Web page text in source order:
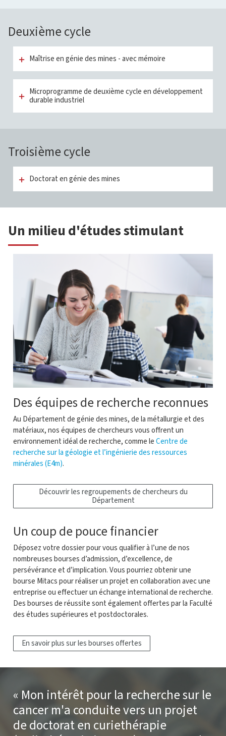
Deuxième cycle
Maîtrise en génie des mines - avec mémoire
Microprogramme de deuxième cycle en développement
durable industriel
Troisième cycle
Doctorat en génie des mines
Un milieu d'études stimulant
Des équipes de recherche reconnues
Au Département de génie des mines, de la métallurgie et des
matériaux, nos équipes de chercheurs vous offrent un
environnement idéal de recherche, comme le Centre de
recherche sur la géologie et l’ingénierie des ressources
minérales (E4m).
Découvrir les regroupements de chercheurs du
Département
Un coup de pouce financier
Déposez votre dossier pour vous qualifier à l’une de nos
nombreuses bourses d’admission, d’excellence, de
persévérance et d’implication. Vous pourriez obtenir une
bourse Mitacs pour réaliser un projet en collaboration avec une
entreprise ou effectuer un échange international de recherche.
Des bourses de réussite sont également offertes par la Faculté
des études supérieures et postdoctorales.
En savoir plus sur les bourses offertes
Mon intérêt pour la recherche sur le
cancer m'a conduite vers un projet
de doctorat en curiethérapie